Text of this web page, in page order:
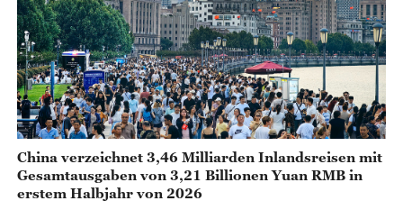
China verzeichnet 3,46 Milliarden Inlandsreisen mit
Gesamtausgaben von 3,21 Billionen Yuan RMB in
erstem Halbjahr von 2026